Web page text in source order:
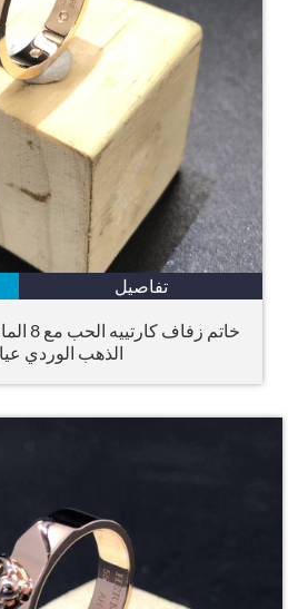
تفاصيل
خاتم زفاف
الذهب الوردي عيار 18 قيراطًا